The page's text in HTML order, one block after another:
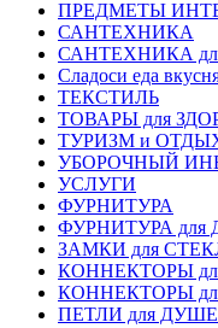
ПРЕДМЕТЫ
САНТЕХНИКА
САНТЕХНИКА
Сладоси еда
ТЕКСТИЛЬ
ТОВАРЫ для
ТУРИЗМ и
УБОРОЧНЫЙ
УСЛУГИ
ФУРНИТУРА
ФУРНИТУРА
ЗАМКИ для
КОННЕКТОРЫ
КОННЕКТОРЫ
ПЕТЛИ для